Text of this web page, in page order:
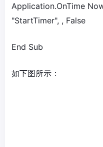
Application.OnTime
"StartTimer", , False
End Sub
如下图所示：